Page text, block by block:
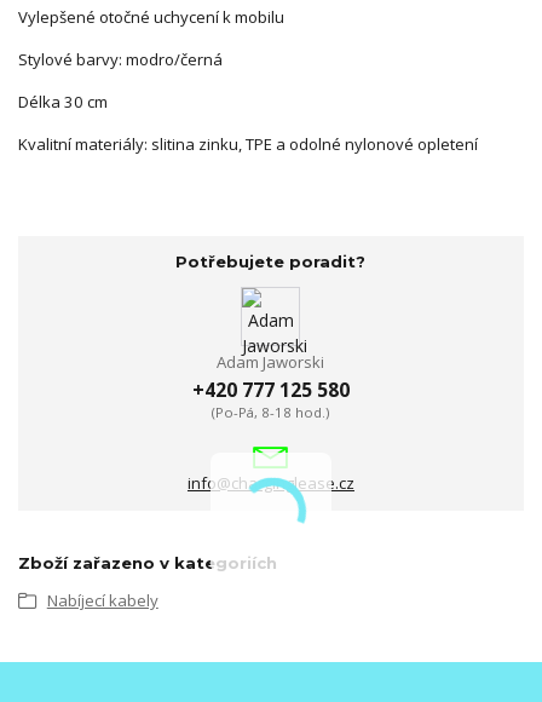
Vylepšené otočné uchycení k mobilu
Stylové barvy: modro/černá
Délka 30 cm
Kvalitní materiály: slitina zinku, TPE a odolné nylonové opletení
Potřebujete poradit?
Adam Jaworski
+420 777 125 580
(Po-Pá, 8-18 hod.)
info@charginglease.cz
Zboží zařazeno v kategoriích
Nabíjecí kabely